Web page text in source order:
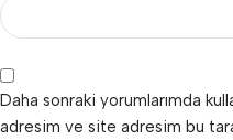
Daha sonraki yorumlarımda
adresim ve site adresim bu